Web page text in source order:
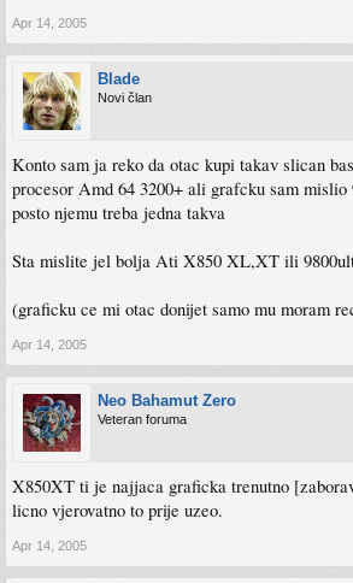
Apr 14, 2005
Blade
Novi član
Konto sam ja reko da otac kupi takav slican
procesor Amd 64 3200+ ali grafcku sam
posto njemu treba jedna takva
Sta mislite jel bolja Ati X850 XL,XT ili
(graficku ce mi otac donijet samo mu moram
Apr 14, 2005
Neo Bahamut Zero
Veteran foruma
X850XT ti je najjaca graficka trenutno
licno vjerovatno to prije uzeo.
Apr 14, 2005